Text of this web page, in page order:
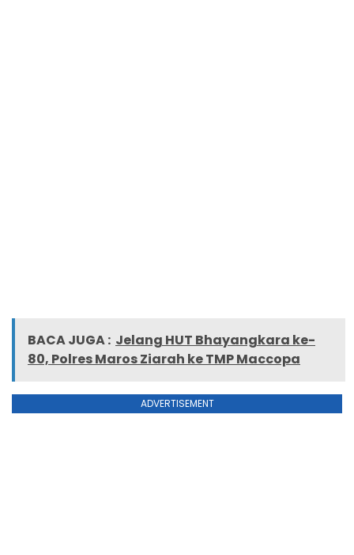
BACA JUGA : Jelang HUT Bhayangkara ke-
80, Polres Maros Ziarah ke TMP Maccopa
ADVERTISEMENT